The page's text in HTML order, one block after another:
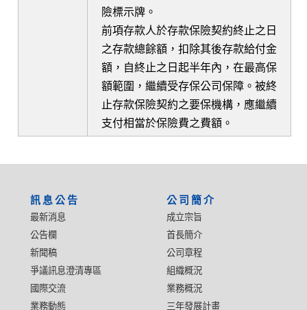
險標示牌。
前項存款人於存款保險契約終止之日
之存款總餘額，扣除其後存款給付金
額，自終止之日起半年內，在最高保
額範圍，繼續受存保公司保障。被終
止存款保險契約之要保機構，應繼續
支付相當於保險費之費額。
訊息公告
最新消息
公告欄
新聞稿
爭議訊息澄清專區
國際交流
業務動態
公司簡介
成立宗旨
首長簡介
公司章程
組織概況
業務概況
三年發展計畫